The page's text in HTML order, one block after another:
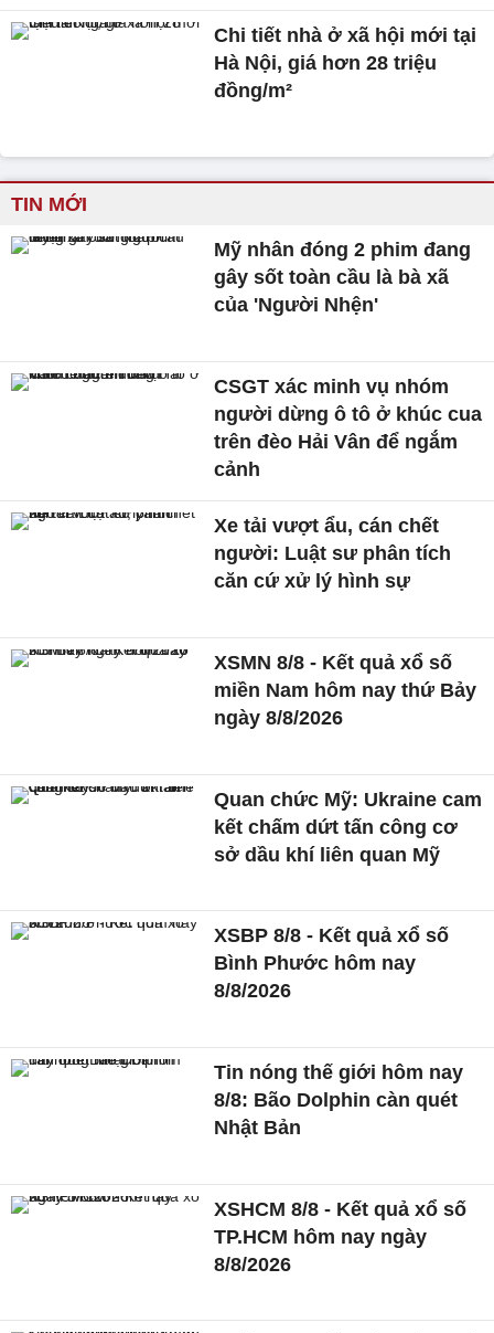
Chi tiết nhà ở xã hội mới tại
Hà Nội, giá hơn 28 triệu
đồng/m²
TIN MỚI
Mỹ nhân đóng 2 phim đang
gây sốt toàn cầu là bà xã
của 'Người Nhện'
CSGT xác minh vụ nhóm
người dừng ô tô ở khúc cua
trên đèo Hải Vân để ngắm
cảnh
Xe tải vượt ẩu, cán chết
người: Luật sư phân tích
căn cứ xử lý hình sự
XSMN 8/8 - Kết quả xổ số
miền Nam hôm nay thứ Bảy
ngày 8/8/2026
Quan chức Mỹ: Ukraine cam
kết chấm dứt tấn công cơ
sở dầu khí liên quan Mỹ
XSBP 8/8 - Kết quả xổ số
Bình Phước hôm nay
8/8/2026
Tin nóng thế giới hôm nay
8/8: Bão Dolphin càn quét
Nhật Bản
XSHCM 8/8 - Kết quả xổ số
TP.HCM hôm nay ngày
8/8/2026